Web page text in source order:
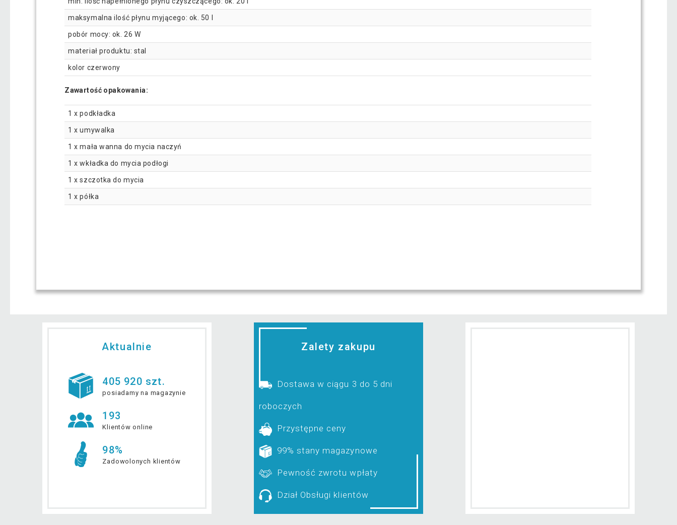
maksymalna ilość płynu myjącego: ok. 50 l
pobór mocy: ok. 26 W
materiał produktu: stal
kolor czerwony
Zawartość opakowania:
1 x podkładka
1 x umywalka
1 x mała wanna do mycia naczyń
1 x wkładka do mycia podłogi
1 x szczotka do mycia
1 x półka
Aktualnie
405 920 szt.
posiadamy na magazynie
193
Klientów online
98%
Zadowolonych klientów
Zalety zakupu
Dostawa w ciągu 3 do 5 dni
roboczych
Przystępne ceny
99% stany magazynowe
Pewność zwrotu wpłaty
Dział Obsługi klientów